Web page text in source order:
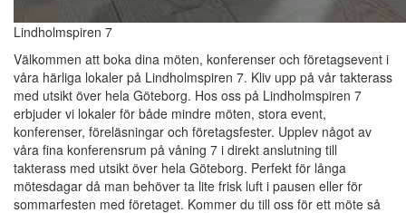
Lindholmspiren 7
Välkommen att boka dina möten, konferenser och företagsevent i
våra härliga lokaler på Lindholmspiren 7. Kliv upp på vår takterass
med utsikt över hela Göteborg. Hos oss på Lindholmspiren 7
erbjuder vi lokaler för både mindre möten, stora event,
konferenser, föreläsningar och företagsfester. Upplev något av
våra fina konferensrum på våning 7 i direkt anslutning till
takterass med utsikt över hela Göteborg. Perfekt för långa
mötesdagar då man behöver ta lite frisk luft i pausen eller för
sommarfesten med företaget. Kommer du till oss för ett möte så